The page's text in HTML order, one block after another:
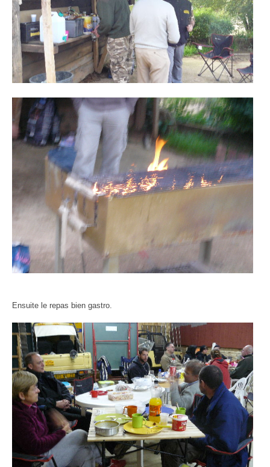
Ensuite le repas bien gastro.